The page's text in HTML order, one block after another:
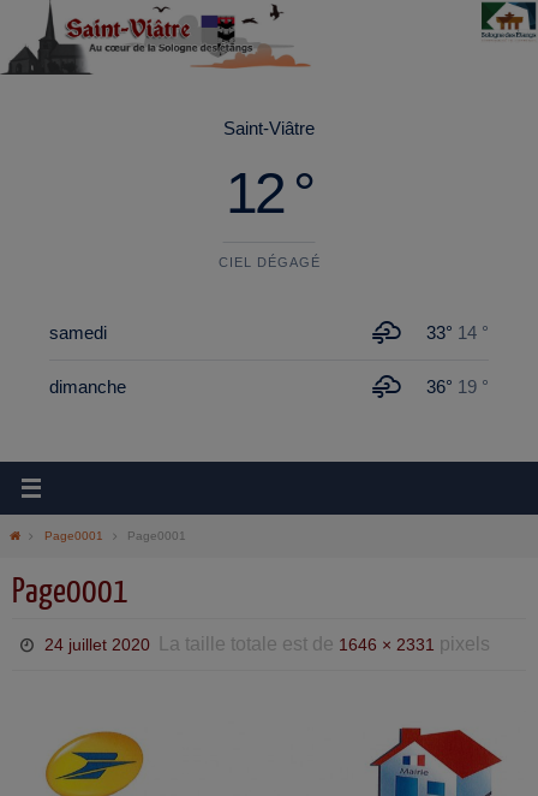
principal
Saint-Viâtre
12 °
CIEL DÉGAGÉ
samedi 33° 14 °
dimanche 36° 19 °
Page0001 Page0001
Page0001
24 juillet 2020 La taille totale est de 1646 × 2331 pixels